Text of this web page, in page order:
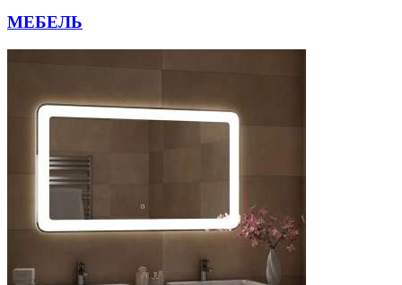
МЕБЕЛЬ